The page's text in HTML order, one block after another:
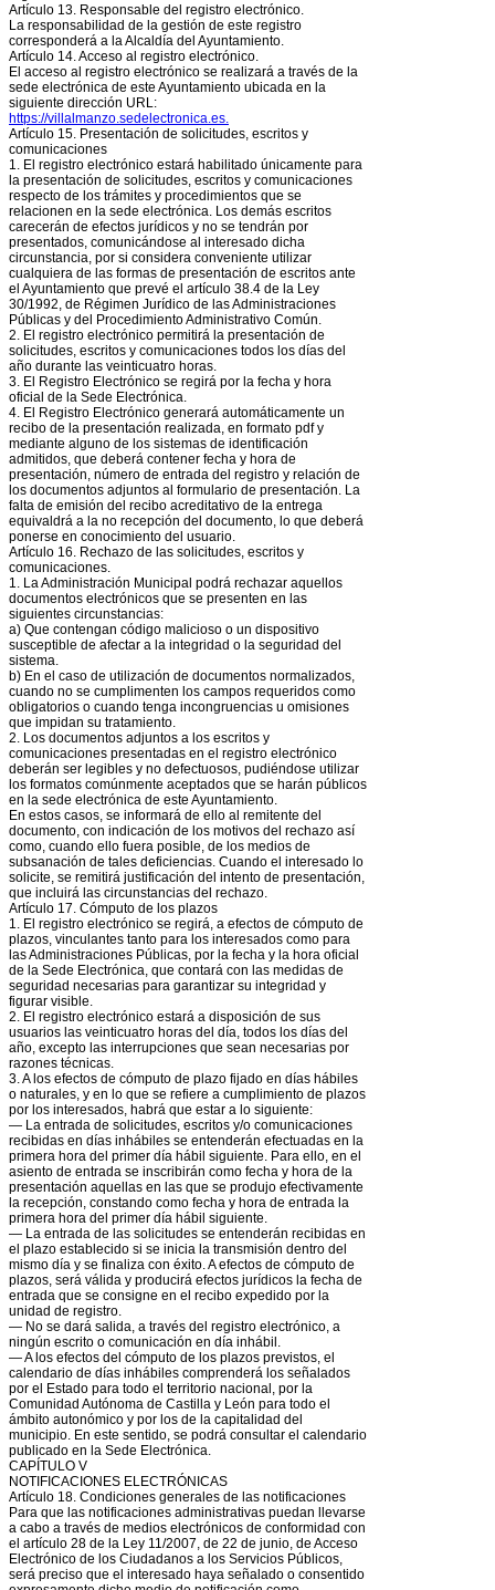
Artículo 13. Responsable del registro electrónico.
La responsabilidad de la gestión de este registro
corresponderá a la Alcaldía del Ayuntamiento.
Artículo 14. Acceso al registro electrónico.
El acceso al registro electrónico se realizará a través de la
sede electrónica de este Ayuntamiento ubicada en la
siguiente dirección URL:
https://villalmanzo.sedelectronica.es.
Artículo 15. Presentación de solicitudes, escritos y
comunicaciones
1. El registro electrónico estará habilitado únicamente para
la presentación de solicitudes, escritos y comunicaciones
respecto de los trámites y procedimientos que se
relacionen en la sede electrónica. Los demás escritos
carecerán de efectos jurídicos y no se tendrán por
presentados, comunicándose al interesado dicha
circunstancia, por si considera conveniente utilizar
cualquiera de las formas de presentación de escritos ante
el Ayuntamiento que prevé el artículo 38.4 de la Ley
30/1992, de Régimen Jurídico de las Administraciones
Públicas y del Procedimiento Administrativo Común.
2. El registro electrónico permitirá la presentación de
solicitudes, escritos y comunicaciones todos los días del
año durante las veinticuatro horas.
3. El Registro Electrónico se regirá por la fecha y hora
oficial de la Sede Electrónica.
4. El Registro Electrónico generará automáticamente un
recibo de la presentación realizada, en formato pdf y
mediante alguno de los sistemas de identificación
admitidos, que deberá contener fecha y hora de
presentación, número de entrada del registro y relación de
los documentos adjuntos al formulario de presentación. La
falta de emisión del recibo acreditativo de la entrega
equivaldrá a la no recepción del documento, lo que deberá
ponerse en conocimiento del usuario.
Artículo 16. Rechazo de las solicitudes, escritos y
comunicaciones.
1. La Administración Municipal podrá rechazar aquellos
documentos electrónicos que se presenten en las
siguientes circunstancias:
a) Que contengan código malicioso o un dispositivo
susceptible de afectar a la integridad o la seguridad del
sistema.
b) En el caso de utilización de documentos normalizados,
cuando no se cumplimenten los campos requeridos como
obligatorios o cuando tenga incongruencias u omisiones
que impidan su tratamiento.
2. Los documentos adjuntos a los escritos y
comunicaciones presentadas en el registro electrónico
deberán ser legibles y no defectuosos, pudiéndose utilizar
los formatos comúnmente aceptados que se harán públicos
en la sede electrónica de este Ayuntamiento.
En estos casos, se informará de ello al remitente del
documento, con indicación de los motivos del rechazo así
como, cuando ello fuera posible, de los medios de
subsanación de tales deficiencias. Cuando el interesado lo
solicite, se remitirá justificación del intento de presentación,
que incluirá las circunstancias del rechazo.
Artículo 17. Cómputo de los plazos
1. El registro electrónico se regirá, a efectos de cómputo de
plazos, vinculantes tanto para los interesados como para
las Administraciones Públicas, por la fecha y la hora oficial
de la Sede Electrónica, que contará con las medidas de
seguridad necesarias para garantizar su integridad y
figurar visible.
2. El registro electrónico estará a disposición de sus
usuarios las veinticuatro horas del día, todos los días del
año, excepto las interrupciones que sean necesarias por
razones técnicas.
3. A los efectos de cómputo de plazo fijado en días hábiles
o naturales, y en lo que se refiere a cumplimiento de plazos
por los interesados, habrá que estar a lo siguiente:
— La entrada de solicitudes, escritos y/o comunicaciones
recibidas en días inhábiles se entenderán efectuadas en la
primera hora del primer día hábil siguiente. Para ello, en el
asiento de entrada se inscribirán como fecha y hora de la
presentación aquellas en las que se produjo efectivamente
la recepción, constando como fecha y hora de entrada la
primera hora del primer día hábil siguiente.
— La entrada de las solicitudes se entenderán recibidas en
el plazo establecido si se inicia la transmisión dentro del
mismo día y se finaliza con éxito. A efectos de cómputo de
plazos, será válida y producirá efectos jurídicos la fecha de
entrada que se consigne en el recibo expedido por la
unidad de registro.
— No se dará salida, a través del registro electrónico, a
ningún escrito o comunicación en día inhábil.
— A los efectos del cómputo de los plazos previstos, el
calendario de días inhábiles comprenderá los señalados
por el Estado para todo el territorio nacional, por la
Comunidad Autónoma de Castilla y León para todo el
ámbito autonómico y por los de la capitalidad del
municipio. En este sentido, se podrá consultar el calendario
publicado en la Sede Electrónica.
CAPÍTULO V
NOTIFICACIONES ELECTRÓNICAS
Artículo 18. Condiciones generales de las notificaciones
Para que las notificaciones administrativas puedan llevarse
a cabo a través de medios electrónicos de conformidad con
el artículo 28 de la Ley 11/2007, de 22 de junio, de Acceso
Electrónico de los Ciudadanos a los Servicios Públicos,
será preciso que el interesado haya señalado o consentido